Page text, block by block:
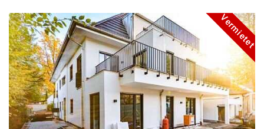
Vermietet